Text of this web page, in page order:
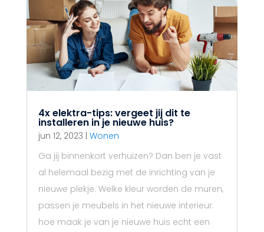
4x elektra-tips: vergeet jij dit te
installeren in je nieuwe huis?
jun 12, 2023 Wonen
Ga jij binnenkort verhuizen? Dan ben je vast
al helemaal bezig met de inrichting van je
nieuwe plekje. Welke kleur worden de muren,
passen je meubels in het nieuwe interieur:
hoe maak je van je nieuwe huis echt een